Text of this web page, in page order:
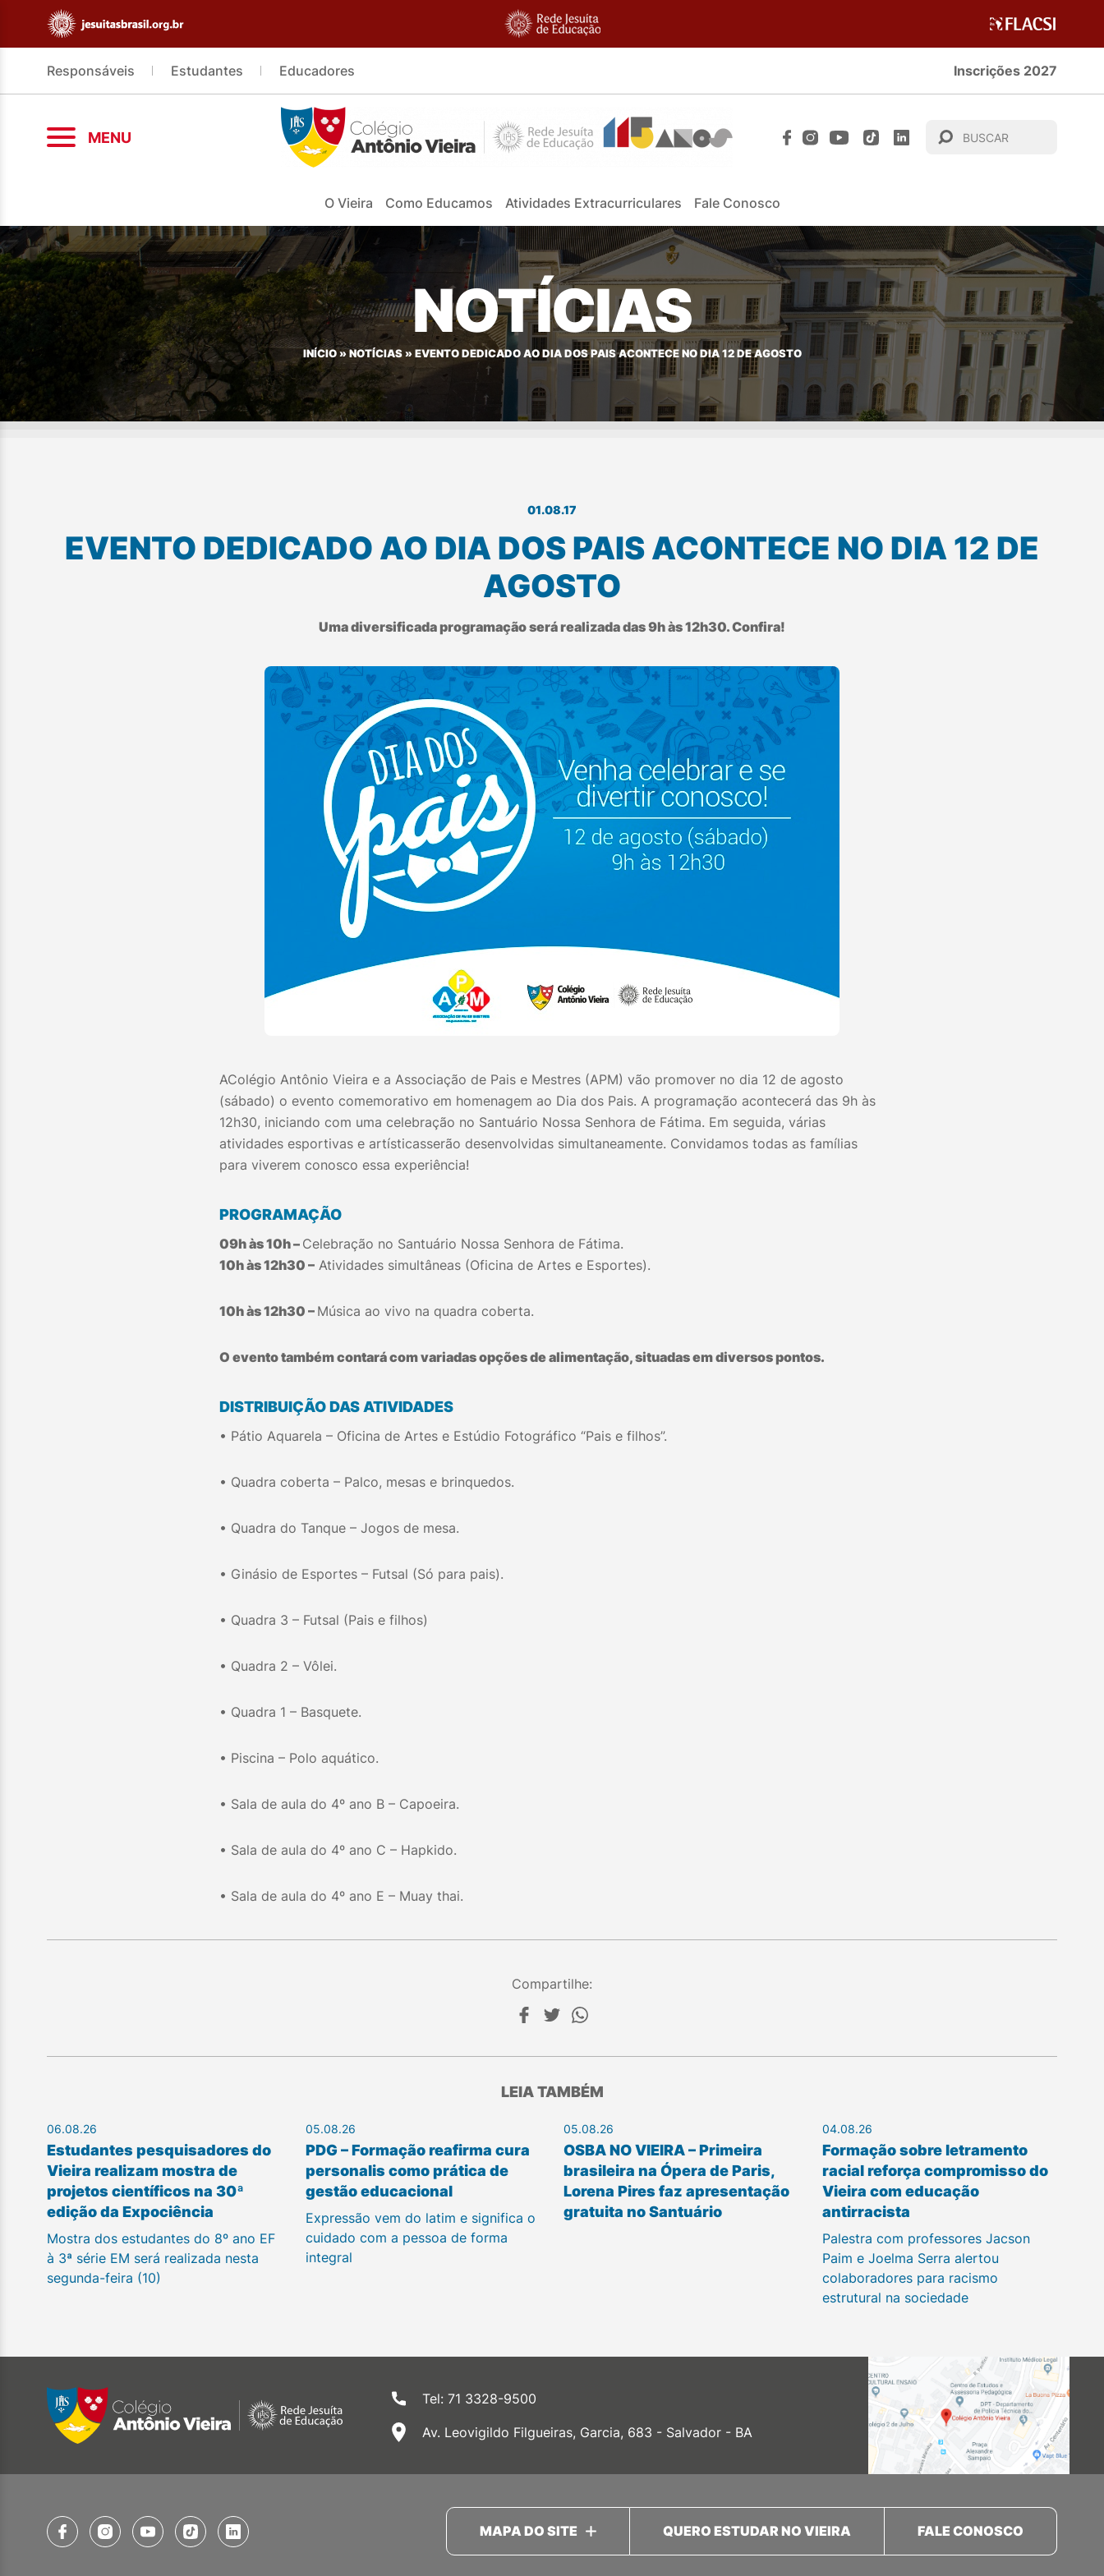
Responsáveis Estudantes Educadores Inscrições 2027
MENU
O Vieira Como Educamos Atividades Extracurriculares Fale Conosco
NOTÍCIAS
INÍCIO»NOTÍCIAS» EVENTO DEDICADO AO DIA DOS PAIS ACONTECE NO DIA 12 DE AGOSTO
01.08.17
EVENTO DEDICADO AO DIA DOS PAIS ACONTECE NO DIA 12 DE
AGOSTO
Uma diversificada programação será realizada das 9h às 12h30. Confira!
AColégio Antônio Vieira e a Associação de Pais e Mestres (APM) vão promover no dia 12 de agosto
(sábado) o evento comemorativo em homenagem ao Dia dos Pais. A programação acontecerá das 9h às
12h30, iniciando com uma celebração no Santuário Nossa Senhora de Fátima. Em seguida, várias
atividades esportivas e artísticasserão desenvolvidas simultaneamente. Convidamos todas as famílias
para viverem conosco essa experiência!
PROGRAMAÇÃO
09h às 10h – Celebração no Santuário Nossa Senhora de Fátima.
10h às 12h30 – Atividades simultâneas (Oficina de Artes e Esportes).
10h às 12h30 – Música ao vivo na quadra coberta.
O evento também contará com variadas opções de alimentação, situadas em diversos pontos.
DISTRIBUIÇÃO DAS ATIVIDADES
• Pátio Aquarela – Oficina de Artes e Estúdio Fotográfico “Pais e filhos”.
• Quadra coberta – Palco, mesas e brinquedos.
• Quadra do Tanque – Jogos de mesa.
• Ginásio de Esportes – Futsal (Só para pais).
• Quadra 3 – Futsal (Pais e filhos)
• Quadra 2 – Vôlei.
• Quadra 1 – Basquete.
• Piscina – Polo aquático.
• Sala de aula do 4º ano B – Capoeira.
• Sala de aula do 4º ano C – Hapkido.
• Sala de aula do 4º ano E – Muay thai.
Compartilhe:
LEIA TAMBÉM
06.08.26
Estudantes pesquisadores do
Vieira realizam mostra de
projetos científicos na 30ª
edição da Expociência
Mostra dos estudantes do 8º ano EF
à 3ª série EM será realizada nesta
segunda-feira (10)
05.08.26
PDG – Formação reafirma cura
personalis como prática de
gestão educacional
Expressão vem do latim e significa o
cuidado com a pessoa de forma
integral
05.08.26
OSBA NO VIEIRA – Primeira
brasileira na Ópera de Paris,
Lorena Pires faz apresentação
gratuita no Santuário
04.08.26
Formação sobre letramento
racial reforça compromisso do
Vieira com educação
antirracista
Palestra com professores Jacson
Paim e Joelma Serra alertou
colaboradores para racismo
estrutural na sociedade
Tel: 71 3328-9500
Av. Leovigildo Filgueiras, Garcia, 683 - Salvador - BA
MAPA DO SITE QUERO ESTUDAR NO VIEIRA FALE CONOSCO